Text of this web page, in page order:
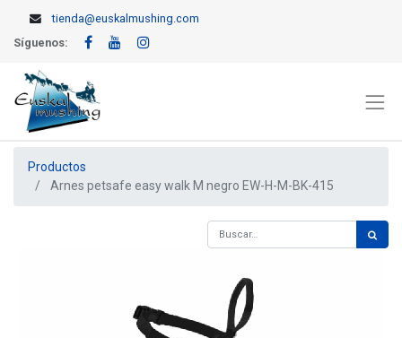
tienda@euskalmushing.com
Síguenos:
Productos
Arnes petsafe easy walk M negro EW-H-M-BK-415